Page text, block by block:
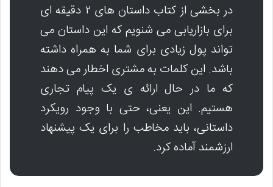
در بخشی از کتاب داستان های ۲ دقیقه ای
برای بازاریابی می شنویم که این داستان می
تواند پول زیادی برای شما به همراه داشته
باشد. این کلمات به مشتری اخطار می دهند
که ما در حال ارائه ی یک پیام تجاری
هستیم. این یعنی، حتی با وجود رویکرد
داستانی، باید مخاطب را برای یک پیشنهاد
ارزشمند آماده کرد.